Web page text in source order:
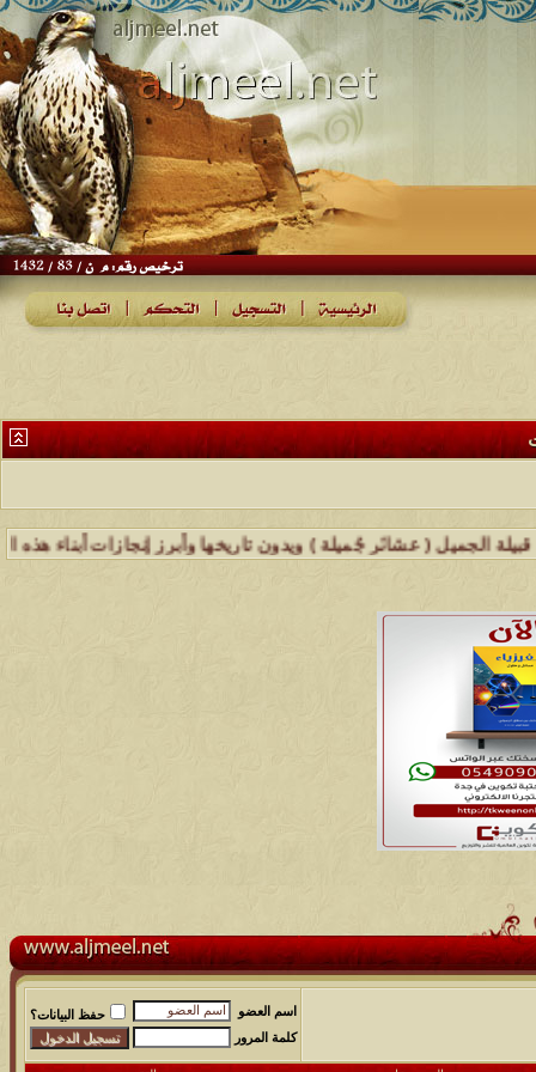
جُميلة ) ويدون تاريخها وأبرز إنجازات أبناء هذه القبيلة
اسم العضو
حفظ البيانات؟
كلمة المرور
مشاركات المشاهدات آخر مشاركة
آخر رد:محمد الخضيري